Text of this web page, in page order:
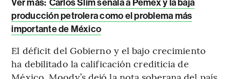
Ver más: Carlos Slim señala a Pemex y la baja
producción petrolera como el problema más
importante de México
El déficit del Gobierno y el bajo crecimiento
ha debilitado la calificación crediticia de